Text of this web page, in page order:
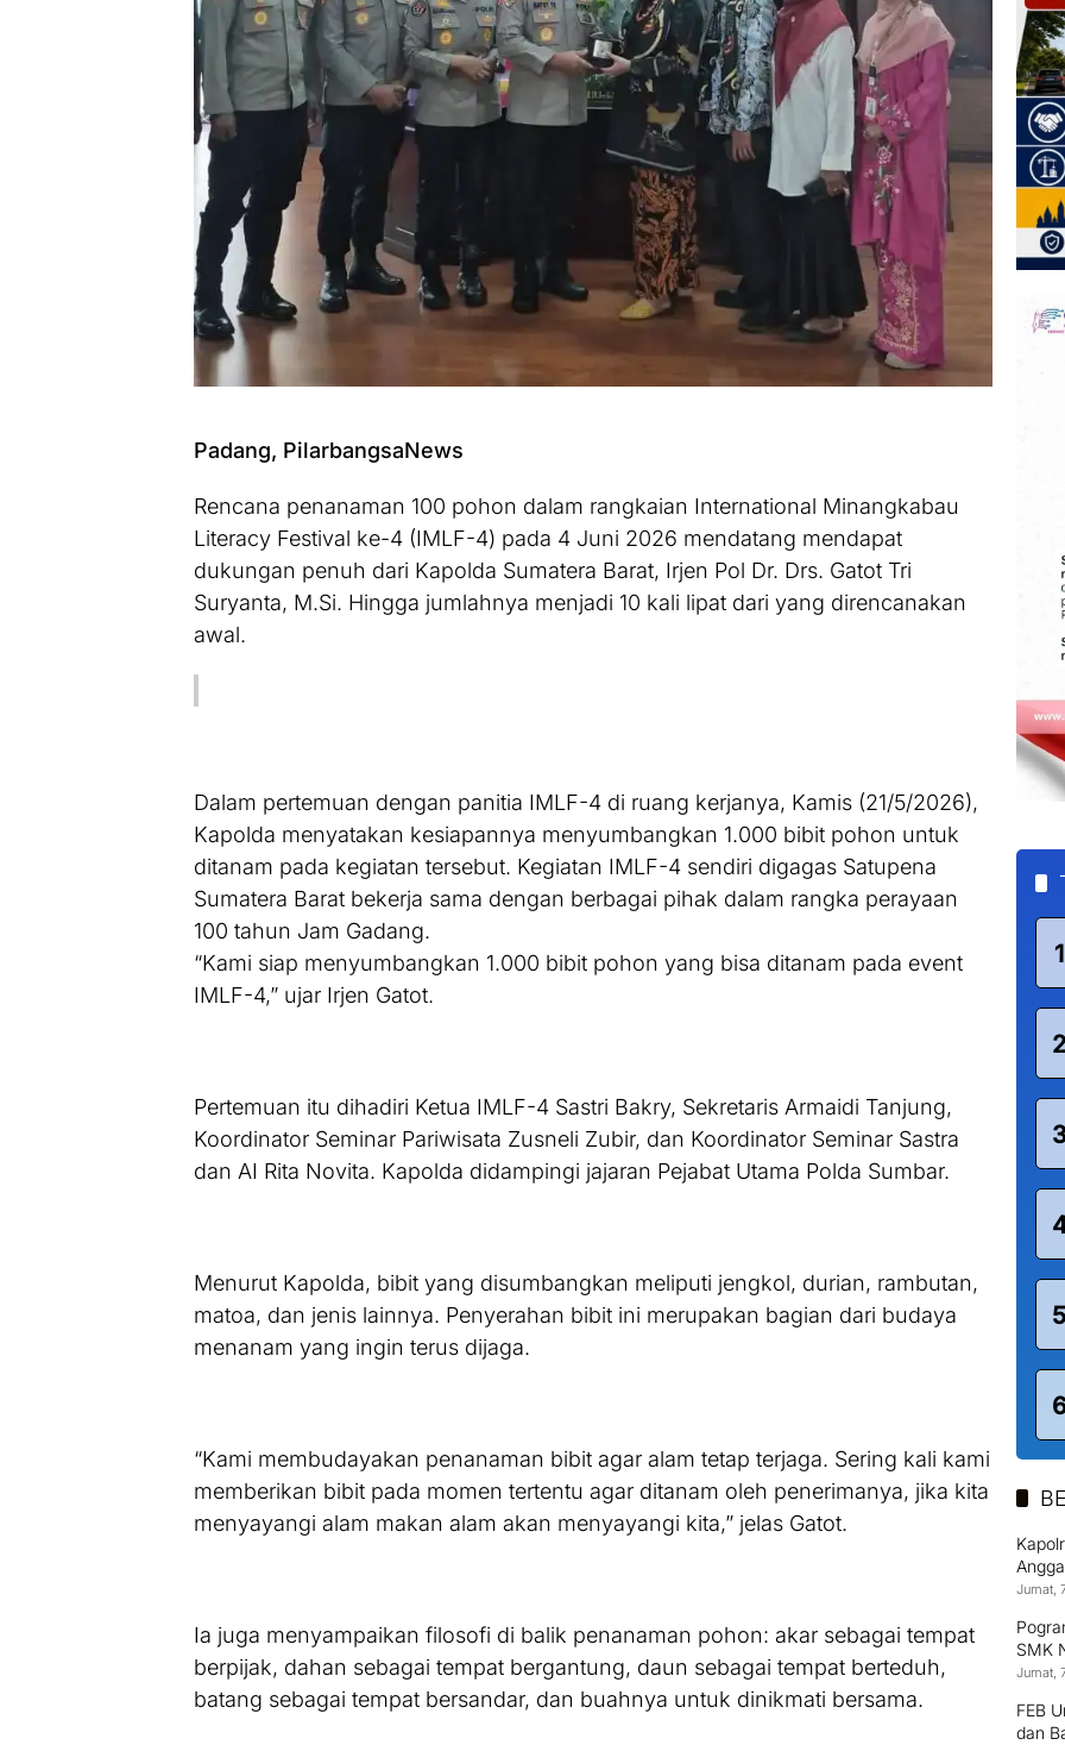
Padang, PilarbangsaNews
Rencana penanaman 100 pohon dalam rangkaian International Minangkabau
Literacy Festival ke-4 (IMLF-4) pada 4 Juni 2026 mendatang mendapat
dukungan penuh dari Kapolda Sumatera Barat, Irjen Pol Dr. Drs. Gatot Tri
Suryanta, M.Si. Hingga jumlahnya menjadi 10 kali lipat dari yang direncanakan
awal.
Dalam pertemuan dengan panitia IMLF-4 di ruang kerjanya, Kamis (21/5/2026),
Kapolda menyatakan kesiapannya menyumbangkan 1.000 bibit pohon untuk
ditanam pada kegiatan tersebut. Kegiatan IMLF-4 sendiri digagas Satupena
Sumatera Barat bekerja sama dengan berbagai pihak dalam rangka perayaan
100 tahun Jam Gadang.
“Kami siap menyumbangkan 1.000 bibit pohon yang bisa ditanam pada event
IMLF-4,” ujar Irjen Gatot.
Pertemuan itu dihadiri Ketua IMLF-4 Sastri Bakry, Sekretaris Armaidi Tanjung,
Koordinator Seminar Pariwisata Zusneli Zubir, dan Koordinator Seminar Sastra
dan AI Rita Novita. Kapolda didampingi jajaran Pejabat Utama Polda Sumbar.
Menurut Kapolda, bibit yang disumbangkan meliputi jengkol, durian, rambutan,
matoa, dan jenis lainnya. Penyerahan bibit ini merupakan bagian dari budaya
menanam yang ingin terus dijaga.
“Kami membudayakan penanaman bibit agar alam tetap terjaga. Sering kali kami
memberikan bibit pada momen tertentu agar ditanam oleh penerimanya, jika kita
menyayangi alam makan alam akan menyayangi kita,” jelas Gatot.
Ia juga menyampaikan filosofi di balik penanaman pohon: akar sebagai tempat
berpijak, dahan sebagai tempat bergantung, daun sebagai tempat berteduh,
batang sebagai tempat bersandar, dan buahnya untuk dinikmati bersama.
1
2
5
Jumat,
SMK
Jumat,
FEB
dan